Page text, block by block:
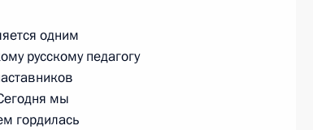
одним
русскому педагогу
мы
гордилась